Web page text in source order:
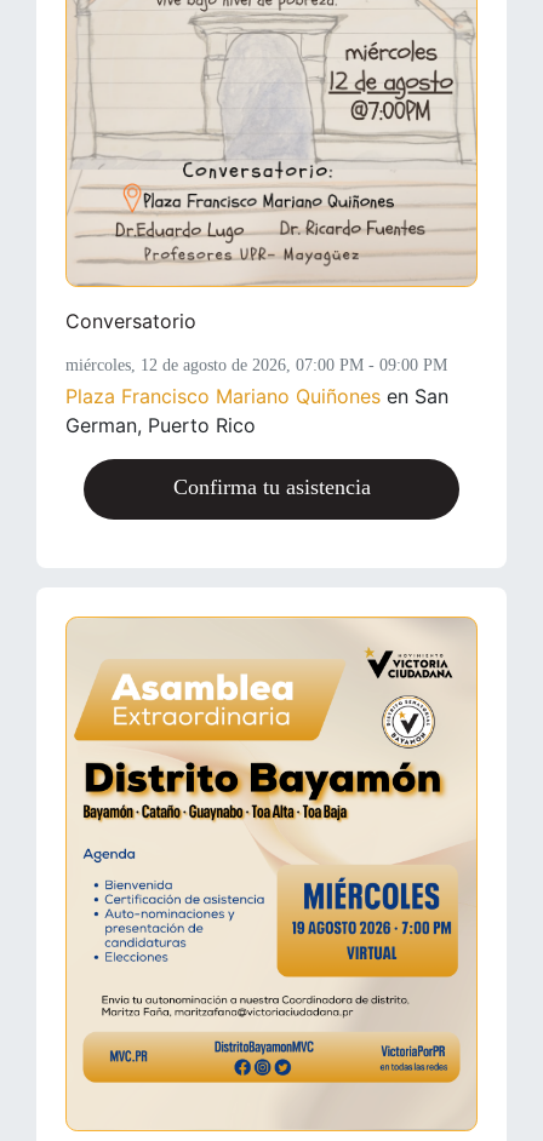
Conversatorio
miércoles, 12 de agosto de 2026, 07:00 PM - 09:00 PM
Plaza Francisco Mariano Quiñones en San
German, Puerto Rico
Confirma tu asistencia